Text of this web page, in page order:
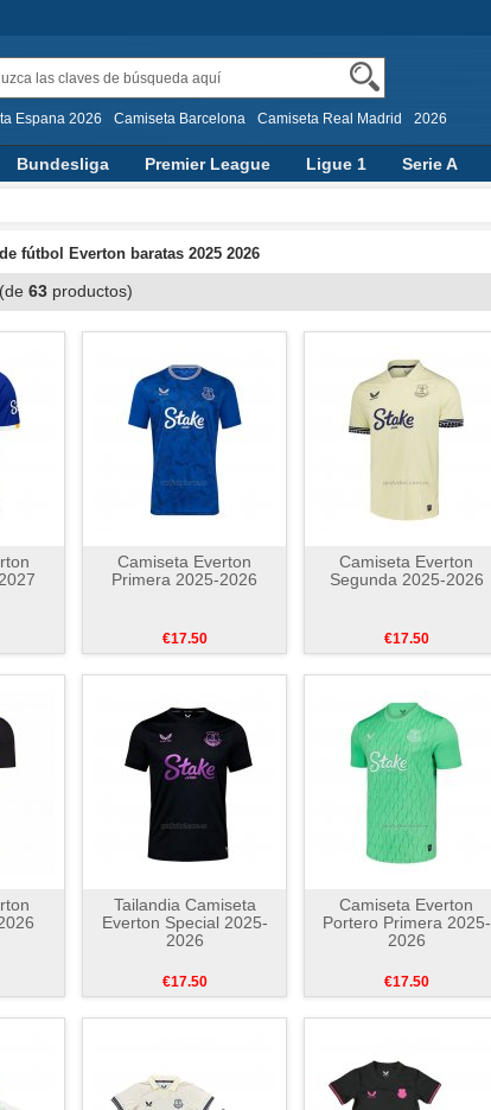
Espana 2026 Camiseta Barcelona Camiseta Real Madrid 2026
Bundesliga Premier League Ligue 1 Serie A
fútbol Everton baratas 2025 2026
(de 63 productos)
Camiseta Everton
Primera 2025-2026
€17.50
Camiseta Everton
Segunda 2025-2026
€17.50
Tailandia Camiseta
Everton Special 2025-
2026
€17.50
Camiseta Everton
Portero Primera 2025-
2026
€17.50